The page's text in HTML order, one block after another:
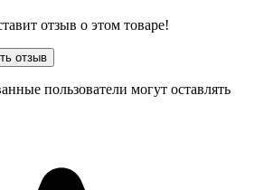
отзыв о этом товаре!
отзыв
пользователи могут оставлять